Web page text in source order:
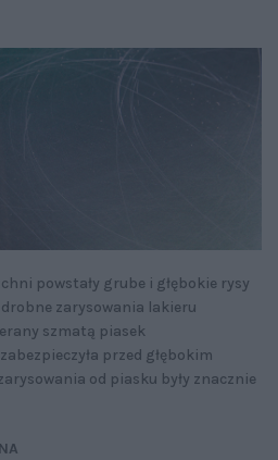
powstały grube i głębokie rysy
zarysowania lakieru
szmatą piasek
przed głębokim
od piasku były znacznie